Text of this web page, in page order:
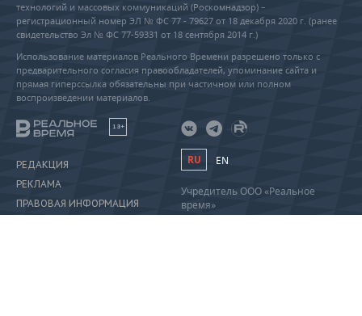
технологий и массовых коммуникаций (Роскомнадзор) –
регистрационный номер ЭЛ № ФС 77 - 79627 от 18 декабря 2020 г. (ранее
свидетельство Эл № ФС 77-59331 от 18 сентября 2014 г.)
Использование материалов Реального Времени разрешено только с
предварительного согласия правообладателей, упоминание сайта и
прямая гиперссылка обязательны при частичном или полном
воспроизведении материалов.
18+
РЕДАКЦИЯ
РЕКЛАМА
ПРАВОВАЯ ИНФОРМАЦИЯ
RU EN
Учредитель ООО «Реальное
время»
Главный редактор Саушина А.А.